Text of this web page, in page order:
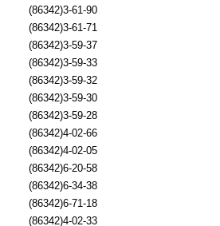
(86342)3-61-90
(86342)3-61-71
(86342)3-59-37
(86342)3-59-33
(86342)3-59-32
(86342)3-59-30
(86342)3-59-28
(86342)4-02-66
(86342)4-02-05
(86342)6-20-58
(86342)6-34-38
(86342)6-71-18
(86342)4-02-33